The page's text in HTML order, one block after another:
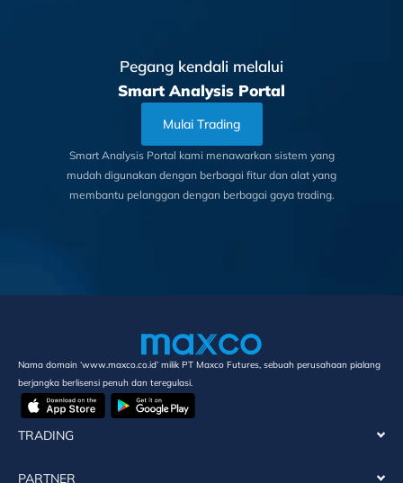
Pegang kendali melalui
Smart Analysis Portal
Mulai Trading
Smart Analysis Portal kami menawarkan sistem yang
mudah digunakan dengan berbagai fitur dan alat yang
membantu pelanggan dengan berbagai gaya trading.
Nama domain ‘www.maxco.co.id’ milik PT Maxco Futures, sebuah perusahaan pialang
berjangka berlisensi penuh dan teregulasi.
TRADING
PARTNER